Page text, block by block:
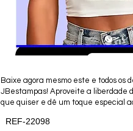
Baixe agora mesmo este e todos os
JBestampas! Aproveite a liberdade
que quiser e dê um toque especial
REF-22098